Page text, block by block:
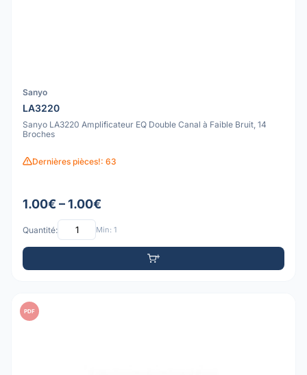
Sanyo
LA3220
Sanyo LA3220 Amplificateur EQ Double Canal à Faible Bruit, 14
Broches
Dernières pièces!: 63
1.00€ – 1.00€
Quantité: Min: 1
PDF